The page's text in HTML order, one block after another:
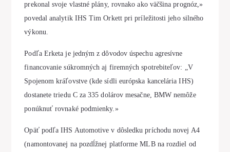
prekonal svoje vlastné plány, rovnako ako väčšina prognóz,»
povedal analytik IHS Tim Orkett pri príležitosti jeho silného
výkonu.
Podľa Erketa je jedným z dôvodov úspechu agresívne
financovanie súkromných aj firemných spotrebiteľov: „V
Spojenom kráľovstve (kde sídli európska kancelária IHS)
dostanete triedu C za 335 dolárov mesačne, BMW nemôže
ponúknuť rovnaké podmienky.»
Opäť podľa IHS Automotive v dôsledku príchodu novej A4
(namontovanej na pozdĺžnej platforme MLB na rozdiel od